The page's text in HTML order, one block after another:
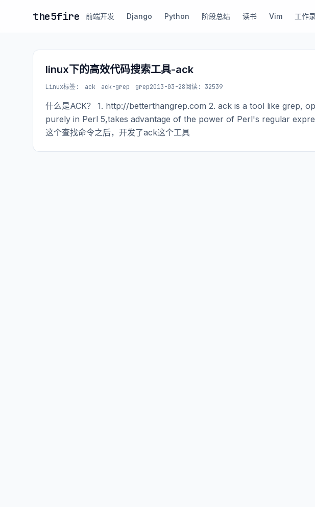
the5fire 前端开发 Django Python 阶段总结 读书 Vim 工作
linux下的高效代码搜索工具-ack
Linux标签: ack ack-grep grep2013-03-28阅读: 32539
什么是ACK？ 1. http://betterthangrep.com 2. ack is a tool like grep,
purely in Perl 5,takes advantage of the power of Perl's regular
这个查找命令之后，开发了ack这个工具